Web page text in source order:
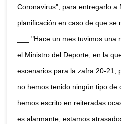
Coronavirus", para entregarlo a
planificación en caso de que se
___ "Hace un mes tuvimos
el Ministro del Deporte, en la
escenarios para la zafra 20-21,
no hemos tenido ningún tipo de
hemos escrito en reiteradas
es alarmante, estamos